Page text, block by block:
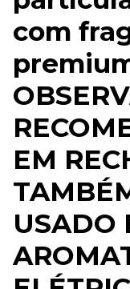
com
EM
USADO